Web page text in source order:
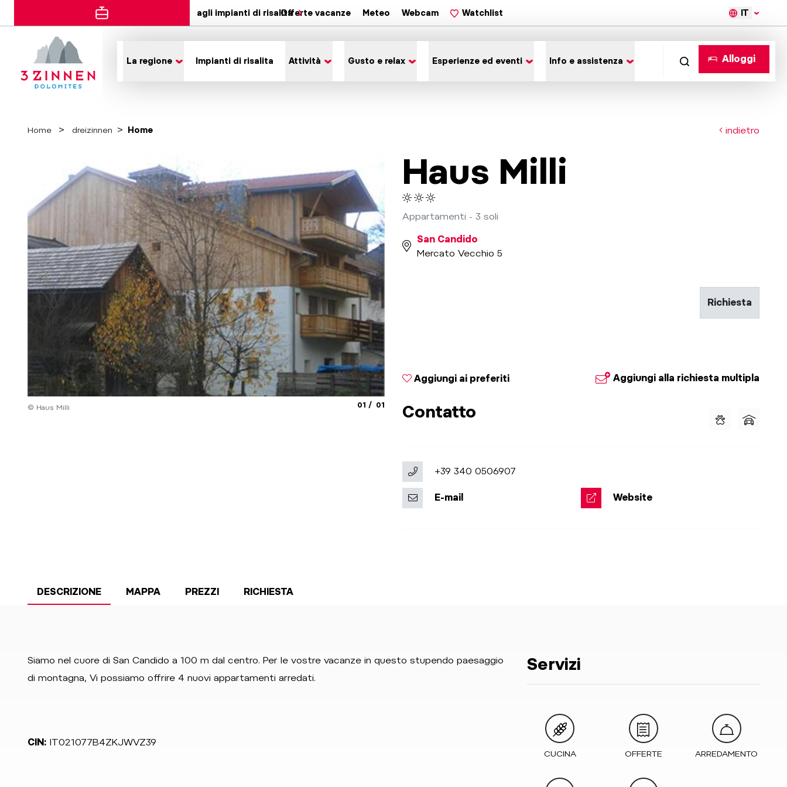
agli impianti di risalitaOfferte vacanze Meteo Webcam Watchlist IT
La regione Impianti di risalita Attività Gusto e relax Esperienze ed eventi Info e assistenza Alloggi
Home dreizinnen Home indietro
© Haus Milli aria.slide_indicator.prefix
01 aria.slide_indicator.of
01
Haus Milli
Appartamenti - 3 soli
San Candido
Mercato Vecchio 5
Richiesta
Aggiungi alla richiesta multipla
Aggiungi ai preferiti
Contatto
+39 340 0506907
E-mail Website
DESCRIZIONE MAPPA PREZZI RICHIESTA
Siamo nel cuore di San Candido a 100 m dal centro. Per le vostre vacanze in questo stupendo paesaggio
di montagna, Vi possiamo offrire 4 nuovi appartamenti arredati.
CIN: IT021077B4ZKJWVZ39
Servizi
CUCINA OFFERTE ARREDAMENTO